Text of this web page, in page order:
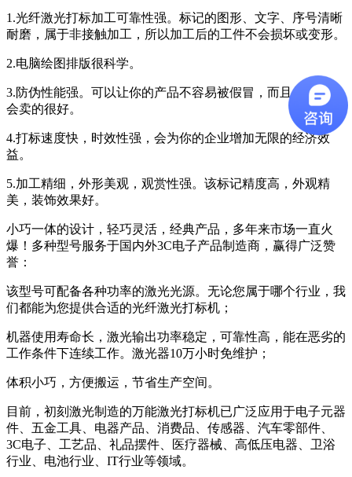
1.光纤激光打标加工可靠性强。标记的图形、文字、序号清晰
耐磨，属于非接触加工，所以加工后的工件不会损坏或变形。
2.电脑绘图排版很科学。
3.防伪性能强。可以让你的产品不容易被假冒，而且是正品，
会卖的很好。
4.打标速度快，时效性强，会为你的企业增加无限的经济效
益。
5.加工精细，外形美观，观赏性强。该标记精度高，外观精
美，装饰效果好。
小巧一体的设计，轻巧灵活，经典产品，多年来市场一直火
爆！多种型号服务于国内外3C电子产品制造商，赢得广泛赞
誉：
该型号可配备各种功率的激光光源。无论您属于哪个行业，我
们都能为您提供合适的光纤激光打标机；
机器使用寿命长，激光输出功率稳定，可靠性高，能在恶劣的
工作条件下连续工作。激光器10万小时免维护；
体积小巧，方便搬运，节省生产空间。
目前，初刻激光制造的万能激光打标机已广泛应用于电子元器
件、五金工具、电器产品、消费品、传感器、汽车零部件、
3C电子、工艺品、礼品摆件、医疗器械、高低压电器、卫浴
行业、电池行业、IT行业等领域。